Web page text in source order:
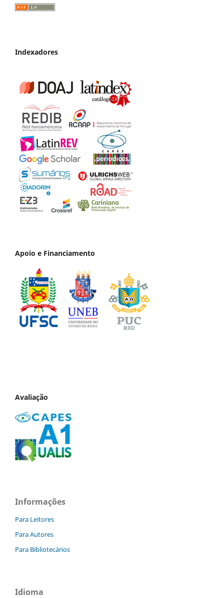
Indexadores
Apoio e Financiamento
Avaliação
Informações
Para Leitores
Para Autores
Para Bibliotecários
Idioma